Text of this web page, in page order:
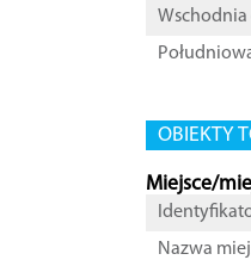
Wschodnia
OBIEKTY
Miejsce/
Nazwa